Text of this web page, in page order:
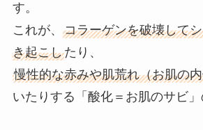
す。
これが、 コラーゲンを破壊して
き起こしたり、
慢性的な赤みや肌荒れ（お肌の
いたりする「酸化＝お肌のサビ」